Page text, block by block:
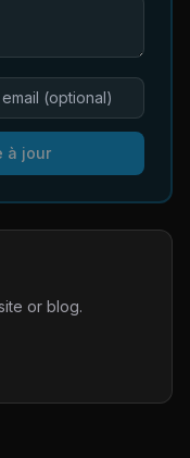
à jour
or blog.